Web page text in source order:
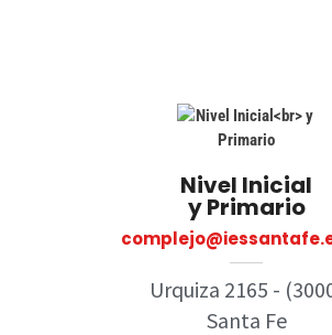
Nivel Inicial
y Primario
Urquiza 2165 -
Santa Fe